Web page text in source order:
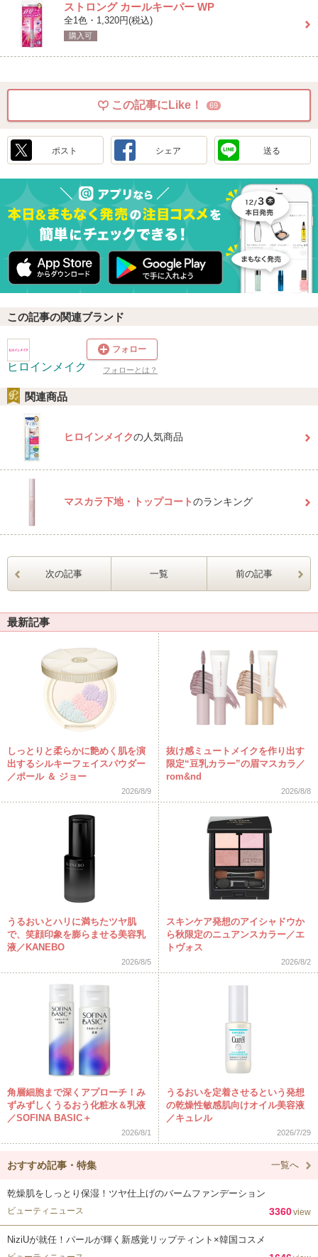
ストロング カールキーパー WP
全1色・1,320円(税込)
購入可
この記事にLike！ 69
ポスト シェア 送る
この記事の関連ブランド
ヒロインメイク
フォロー
フォローとは？
関連商品
ヒロインメイクの人気商品
マスカラ下地・トップコートのランキング
次の記事 一覧 前の記事
最新記事
しっとりと柔らかに艶めく肌を演
出するシルキーフェイスパウダー
／ポール ＆ ジョー
2026/8/9
抜け感ミュートメイクを作り出す
限定“豆乳カラー”の眉マスカラ／
rom&nd
2026/8/8
うるおいとハリに満ちたツヤ肌
で、笑顔印象を膨らませる美容乳
液／KANEBO
2026/8/5
スキンケア発想のアイシャドウか
ら秋限定のニュアンスカラー／エ
トヴォス
2026/8/2
角層細胞まで深くアプローチ！み
ずみずしくうるおう化粧水＆乳液
／SOFINA BASIC＋
2026/8/1
うるおいを定着させるという発想
の乾燥性敏感肌向けオイル美容液
／キュレル
2026/7/29
おすすめ記事・特集 一覧へ
乾燥肌をしっとり保湿！ツヤ仕上げのバームファンデーション
ビューティニュース 3360view
NiziUが就任！パールが輝く新感覚リップティント×韓国コスメ